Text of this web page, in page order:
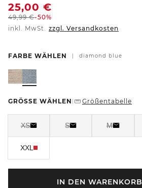
25,00 €
49,99€-50%
inkl. MwSt. zzgl. Versandkosten
FARBE WÄHLEN diamond blue
GRÖSSE WÄHLEN Größentabelle
XS S M
XXL
IN DEN WARENKORB